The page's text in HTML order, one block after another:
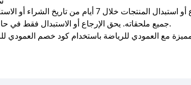
يتيح متجر العمودي للرياضة لعملائه سياسة إرجاع أو
جميع ملحقاته. يحق الإرجاع أو الاستبدال فقط في حالة وجود عيب تصنيع أو عدم مطابقة للمواصفات.